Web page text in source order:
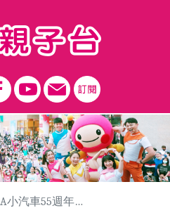
汽車55週年博覽會】